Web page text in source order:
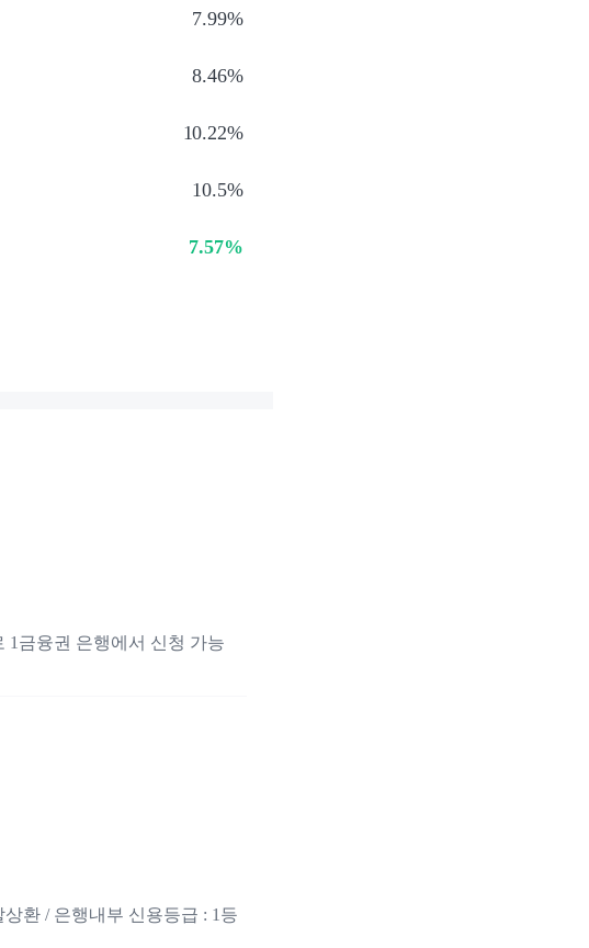
7.99%
8.46%
10.22%
10.5%
7.57%
1금융권 은행에서 신청 가능
환 / 은행내부 신용등급 : 1등